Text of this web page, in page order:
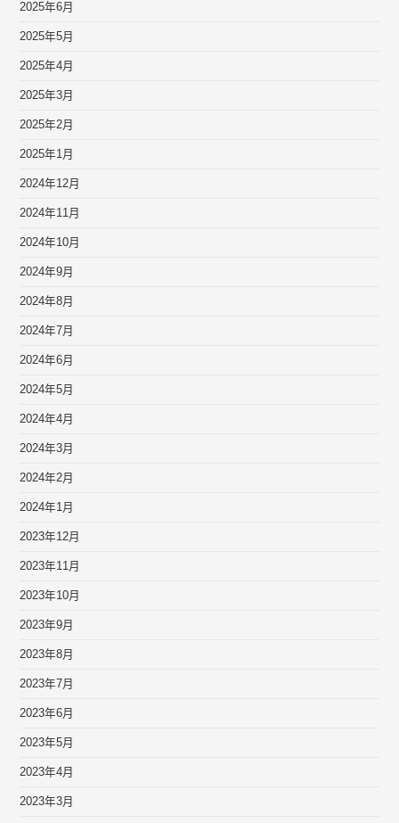
2025年6月
2025年5月
2025年4月
2025年3月
2025年2月
2025年1月
2024年12月
2024年11月
2024年10月
2024年9月
2024年8月
2024年7月
2024年6月
2024年5月
2024年4月
2024年3月
2024年2月
2024年1月
2023年12月
2023年11月
2023年10月
2023年9月
2023年8月
2023年7月
2023年6月
2023年5月
2023年4月
2023年3月